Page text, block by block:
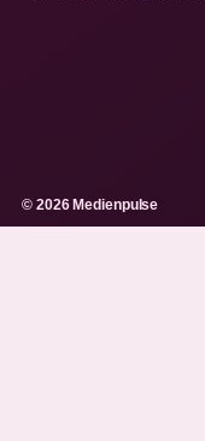
© 2026 Medienpulse